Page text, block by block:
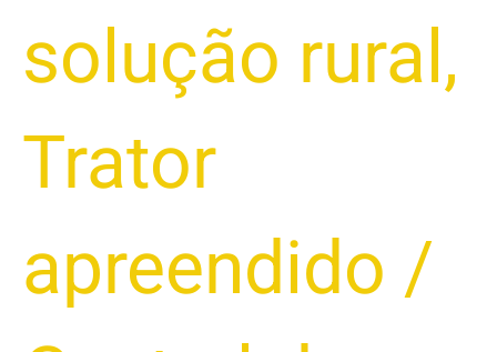
solução rural ,
Trator
apreendido /